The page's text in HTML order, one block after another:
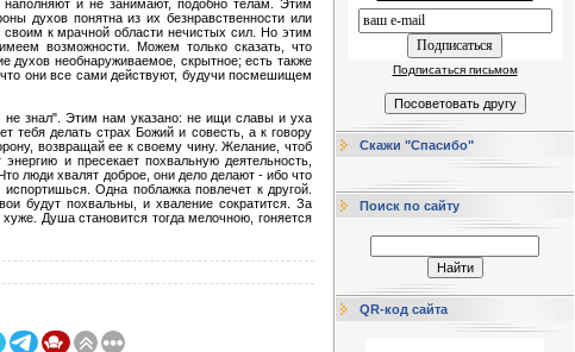
и не занимают, подобно телам. Этим
духов понятна из их безнравственности или
своим к мрачной области нечистых сил. Но этим
возможности. Можем только сказать, что
духов необнаруживаемое, скрытное; есть также
они все сами действуют, будучи посмешищем
не знал". Этим нам указано: не ищи славы и уха
тебя делать страх Божий и совесть, а к говору
возвращай ее к своему чину. Желание, чтоб
и пресекает похвальную деятельность,
люди хвалят доброе, они дело делают - ибо что
Одна поблажка повлечет к другой.
будут похвальны, и хваление сократится. За
Душа становится тогда мелочною, гоняется
Подписаться письмом
Скажи "Спасибо"
Поиск по сайту
QR-код сайта